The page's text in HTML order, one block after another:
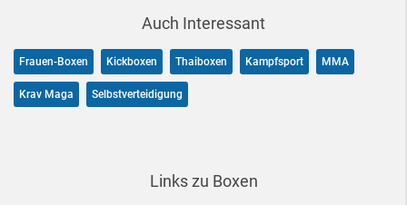
Auch Interessant
Frauen-Boxen Kickboxen Thaiboxen Kampfsport MMA
Krav Maga Selbstverteidigung
Links zu Boxen